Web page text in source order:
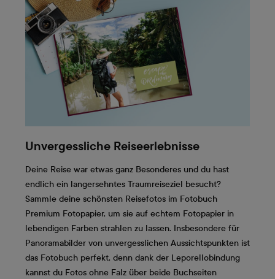
Unvergessliche Reiseerlebnisse
Deine Reise war etwas ganz Besonderes und du hast
endlich ein langersehntes Traumreiseziel besucht?
Sammle deine schönsten Reisefotos im Fotobuch
Premium Fotopapier, um sie auf echtem Fotopapier in
lebendigen Farben strahlen zu lassen. Insbesondere für
Panoramabilder von unvergesslichen Aussichtspunkten ist
das Fotobuch perfekt, denn dank der Leporellobindung
kannst du Fotos ohne Falz über beide Buchseiten